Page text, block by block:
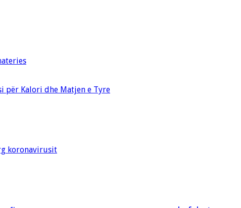
për Kalori dhe Matjen e Tyre
koronavirusit